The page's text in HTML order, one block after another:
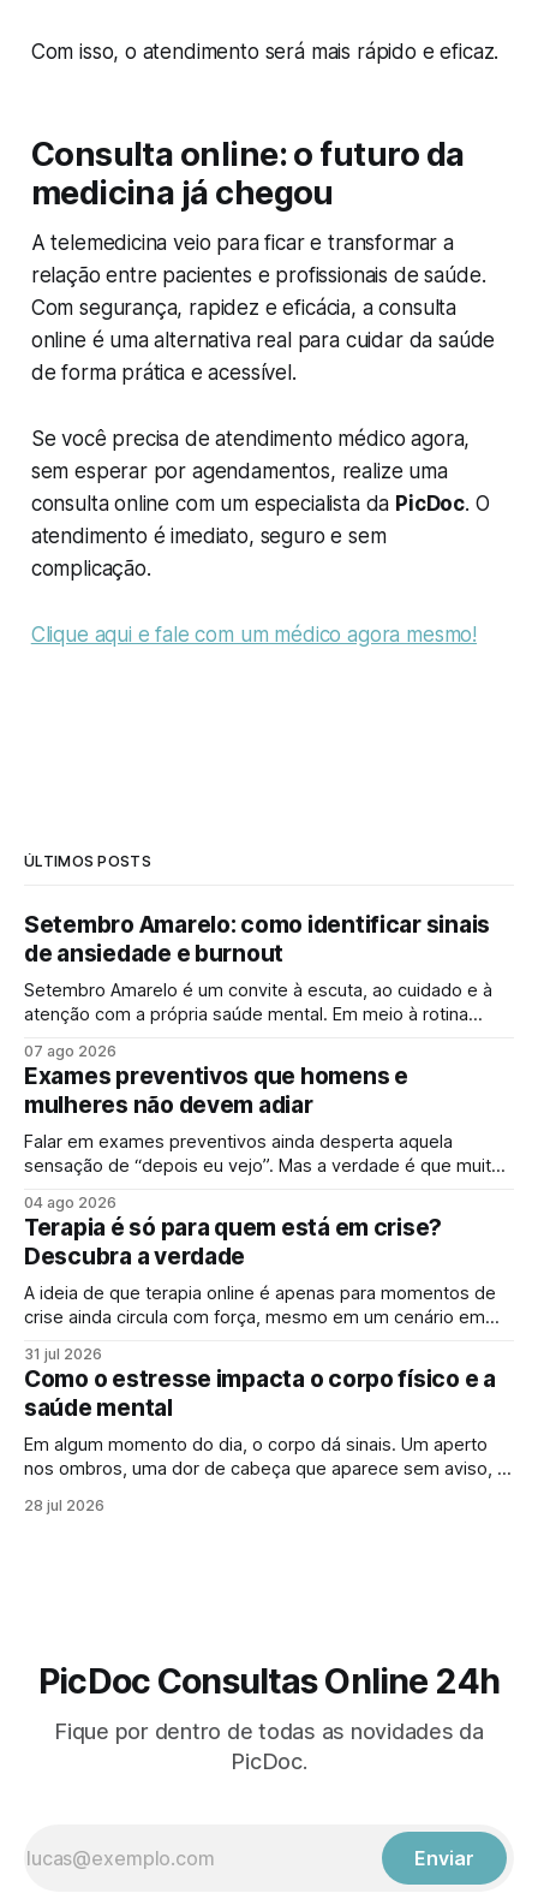
Com isso, o atendimento será mais rápido e eficaz.
Consulta online: o futuro da
medicina já chegou
A telemedicina veio para ficar e transformar a
relação entre pacientes e profissionais de saúde.
Com segurança, rapidez e eficácia, a consulta
online é uma alternativa real para cuidar da saúde
de forma prática e acessível.
Se você precisa de atendimento médico agora,
sem esperar por agendamentos, realize uma
consulta online com um especialista da PicDoc. O
atendimento é imediato, seguro e sem
complicação.
Clique aqui e fale com um médico agora mesmo!
ÚLTIMOS POSTS
Setembro Amarelo: como identificar sinais
de ansiedade e burnout
Setembro Amarelo é um convite à escuta, ao cuidado e à
atenção com a própria saúde mental. Em meio à rotina
de ansiedade e sinais de esgotamento sem perceber que
algo já não vai bem. A campanha surge justamente para
ampliar esse olhar,
07 ago 2026
Exames preventivos que homens e
mulheres não devem adiar
Falar em exames preventivos ainda desperta aquela
sensação de “depois eu vejo”. Mas a verdade é que muitas
evidente. É justamente por isso que o check-up e o
acompanhamento periódico ganham cada vez mais
espaço: identificar alterações antes dos sintomas
aparecerem
04 ago 2026
Terapia é só para quem está em crise?
Descubra a verdade
A ideia de que terapia online é apenas para momentos de
crise ainda circula com força, mesmo em um cenário em
Para muita gente, buscar um psicólogo online parece um
sinal de que “algo saiu do controle”. Mas essa percepção,
31 jul 2026
Como o estresse impacta o corpo físico e a
saúde mental
Em algum momento do dia, o corpo dá sinais. Um aperto
nos ombros, uma dor de cabeça que aparece sem aviso, o
Muitas vezes, esses sintomas parecem isolados, mas
28 jul 2026
PicDoc Consultas Online 24h
Fique por dentro de todas as novidades da
PicDoc.
Enviar